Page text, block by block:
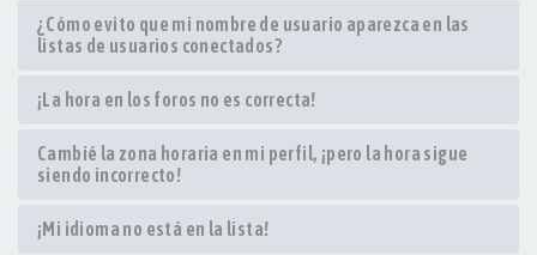
¿Cómo evito que mi nombre de usuario aparezca en las
listas de usuarios conectados?
¡La hora en los foros no es correcta!
Cambié la zona horaria en mi perfil, ¡pero la hora sigue
siendo incorrecto!
¡Mi idioma no está en la lista!